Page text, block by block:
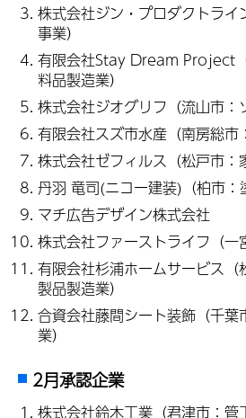
株式会社ジン・プロダクトライ
事業）
有限会社Stay Dream Project
料品製造業）
株式会社ジオグリフ（流山市：
有限会社スズ市水産（南房総市
株式会社ゼフィルス（松戸市：
丹羽 竜司(ニコー建装)（柏市：
マチ広告デザイン株式会社
株式会社ファーストライフ（一
有限会社杉浦ホームサービス（
製品製造業）
合資会社藤間シート装飾（千葉
業）
2月承認企業
株式会社鈴木工業（君津市：管